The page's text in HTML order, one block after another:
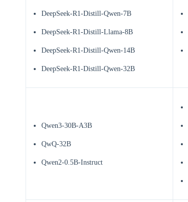
DeepSeek-R1-Distill-Qwen-7B
DeepSeek-R1-Distill-Llama-8B
DeepSeek-R1-Distill-Qwen-14B
DeepSeek-R1-Distill-Qwen-32B
Qwen3-30B-A3B
QwQ-32B
Qwen2-0.5B-Instruct